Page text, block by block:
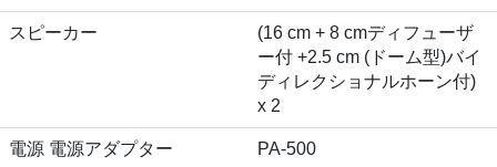
スピーカー
(16 cm + 8 cmディフューザ
ー付 +2.5 cm (ドーム型)バイ
ディレクショナルホーン付)
x 2
電源 電源アダプター PA-500